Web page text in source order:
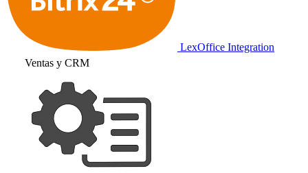
LexOffice Integration
Ventas y CRM